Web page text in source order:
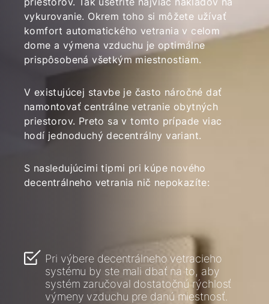
vykurovanie. Okrem toho si môžete užívať
komfort automatického vetrania v celom
dome a výmena vzduchu je optimálne
prispôsobená všetkým miestnostiam.
V existujúcej stavbe je často náročné dať
namontovať centrálne vetranie obytných
priestorov. Preto sa v tomto prípade viac
hodí jednoduchý decentrálny variant.
S nasledujúcimi tipmi pri kúpe nového
decentrálneho vetrania nič nepokazíte:
Pri výbere decentrálneho vetracieho
systému by ste mali dbať na to, aby
systém zaručoval dostatočnú rýchlosť
výmeny vzduchu pre danú miestnosť.